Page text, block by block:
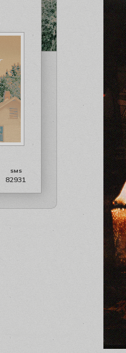
82931